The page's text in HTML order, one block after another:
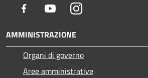
Facebook YoutubeInstagram
AMMINISTRAZIONE
Organi di governo
Aree amministrative